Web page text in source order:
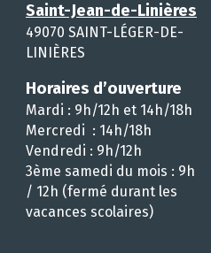
Saint-Jean-de-Linières
49070 SAINT-LÉGER-DE-
LINIÈRES
Horaires d’ouverture
Mardi : 9h/12h et 14h/18h
Mercredi : 14h/18h
Vendredi : 9h/12h
3ème samedi du mois : 9h
/ 12h (fermé durant les
vacances scolaires)